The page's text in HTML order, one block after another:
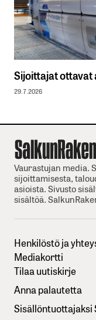
Sijoittajat
29.7.2026
Vaurastujan media.
sijoittamisesta,
asioista. Sivusto
sisältöä.
Henkilöstö ja
Mediakortti
Tilaa uutiskirje
Anna palautetta
Sisällöntuottajaksi